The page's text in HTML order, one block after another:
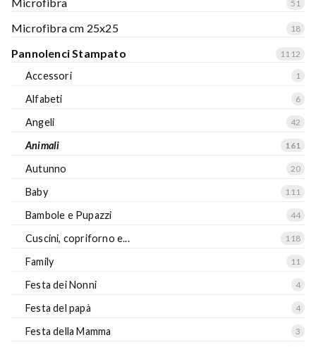
Microfibra 51
Microfibra cm 25x25 18
Pannolenci Stampato 1112
Accessori 1
Alfabeti 6
Angeli 42
Animali 161
Autunno 20
Baby 111
Bambole e Pupazzi 44
Cuscini, copriforno e... 118
Family 11
Festa dei Nonni 4
Festa del papà 4
Festa della Mamma 3